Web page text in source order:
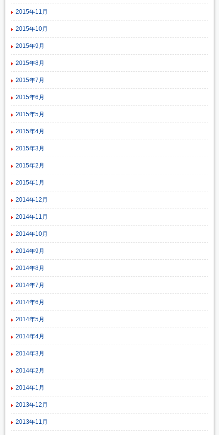
2015年11月
2015年10月
2015年9月
2015年8月
2015年7月
2015年6月
2015年5月
2015年4月
2015年3月
2015年2月
2015年1月
2014年12月
2014年11月
2014年10月
2014年9月
2014年8月
2014年7月
2014年6月
2014年5月
2014年4月
2014年3月
2014年2月
2014年1月
2013年12月
2013年11月